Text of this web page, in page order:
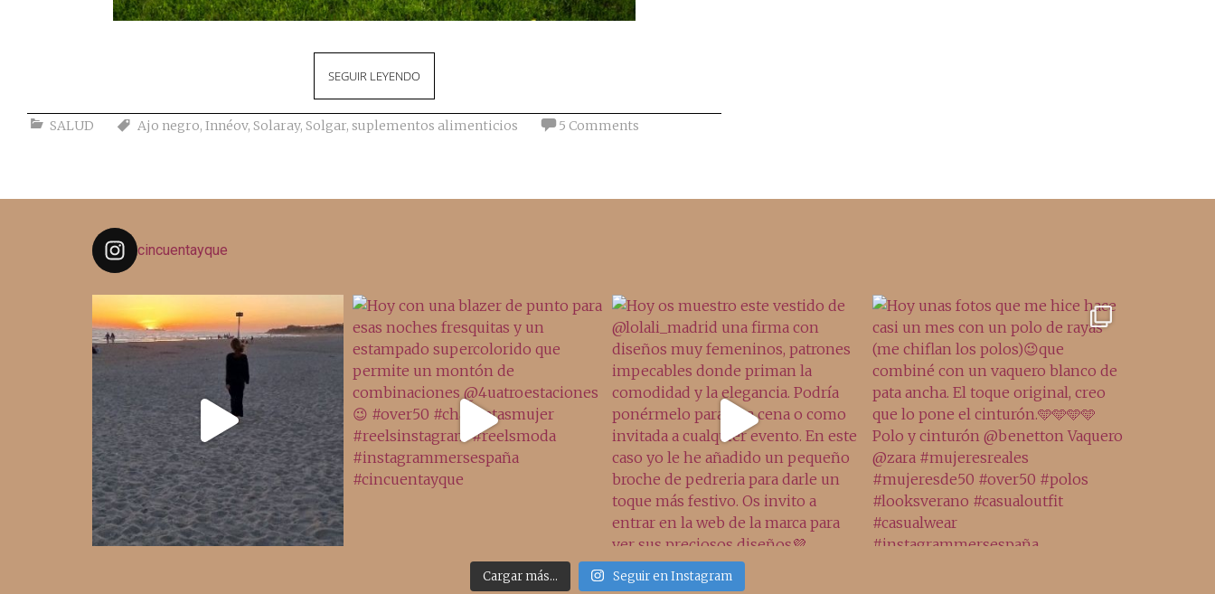
SEGUIR LEYENDO
SALUD Ajo negro, Innéov, Solaray, Solgar, suplementos alimenticios 5 Comments
cincuentayque
Cargar más... Seguir en Instagram